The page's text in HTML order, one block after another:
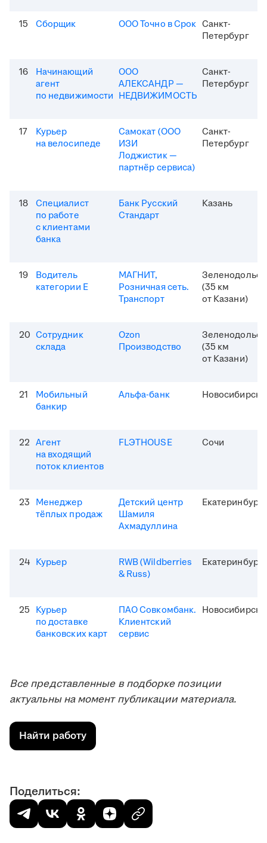
15 Сборщик ООО Точно в Срок Санкт-
Петербург
16
Начинающий
агент
по недвижимости
ООО
АЛЕКСАНДР —
НЕДВИЖИМОСТЬ
Санкт-
Петербург
17
Курьер
на велосипеде
Самокат (ООО
ИЗИ
Лоджистик —
партнёр сервиса)
Санкт-
Петербург
18
Специалист
по работе
с клиентами
банка
Банк Русский
Стандарт
Казань
19
Водитель
категории Е
МАГНИТ,
Розничная сеть.
Транспорт
Зеленодольск
(35 км
от Казани)
20 Сотрудник
склада
Ozon
Производство
Зеленодольск
(35 км
от Казани)
21
Мобильный
банкир
Альфа-банк Новосибирск
22 Агент
на входящий
поток клиентов
FLЭTHOUSE Сочи
23 Менеджер
тёплых продаж
Детский центр
Шамиля
Ахмадуллина
Екатеринбург
24 Курьер
RWB (Wildberries
& Russ)
Екатеринбург
25 Курьер
по доставке
банковских карт
ПАО Совкомбанк.
Клиентский
сервис
Новосибирск
Все представленные в подборке позиции
актуальны на момент публикации материала.
Найти работу
Поделиться: